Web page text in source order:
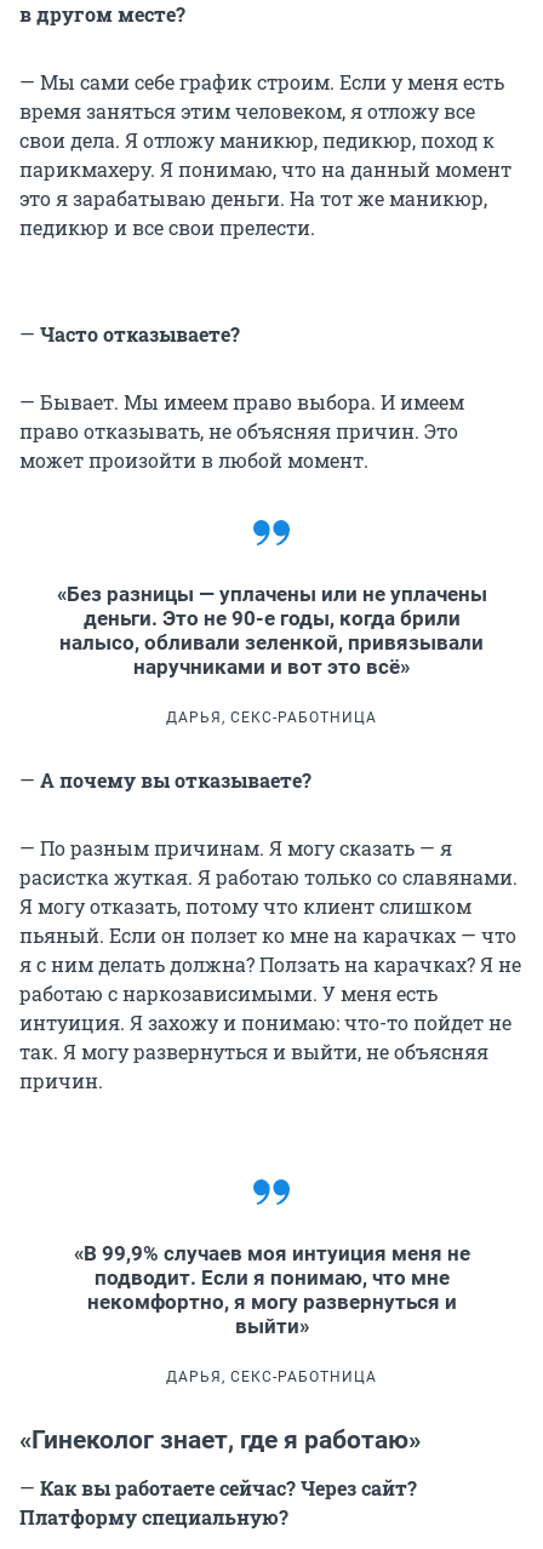
в другом месте?
— Мы сами себе график строим. Если у меня есть
время заняться этим человеком, я отложу все
свои дела. Я отложу маникюр, педикюр, поход к
парикмахеру. Я понимаю, что на данный момент
это я зарабатываю деньги. На тот же маникюр,
педикюр и все свои прелести.
— Часто отказываете?
— Бывает. Мы имеем право выбора. И имеем
право отказывать, не объясняя причин. Это
может произойти в любой момент.
«Без разницы — уплачены или не уплачены
деньги. Это не 90-е годы, когда брили
налысо, обливали зеленкой, привязывали
наручниками и вот это всё»
ДАРЬЯ, СЕКС-РАБОТНИЦА
— А почему вы отказываете?
— По разным причинам. Я могу сказать — я
расистка жуткая. Я работаю только со славянами.
Я могу отказать, потому что клиент слишком
пьяный. Если он ползет ко мне на карачках — что
я с ним делать должна? Ползать на карачках? Я не
работаю с наркозависимыми. У меня есть
интуиция. Я захожу и понимаю: что-то пойдет не
так. Я могу развернуться и выйти, не объясняя
причин.
«В 99,9% случаев моя интуиция меня не
подводит. Если я понимаю, что мне
некомфортно, я могу развернуться и
выйти»
ДАРЬЯ, СЕКС-РАБОТНИЦА
«Гинеколог знает, где я работаю»
— Как вы работаете сейчас? Через сайт?
Платформу специальную?